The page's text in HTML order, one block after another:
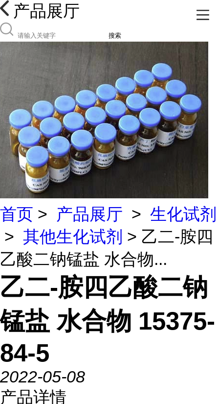
产品展厅
搜索
首页 > 产品展厅 > 生化试剂
> 其他生化试剂 > 乙二-胺四
乙酸二钠锰盐 水合物...
乙二-胺四乙酸二钠
锰盐 水合物 15375-
84-5
2022-05-08
产品详情